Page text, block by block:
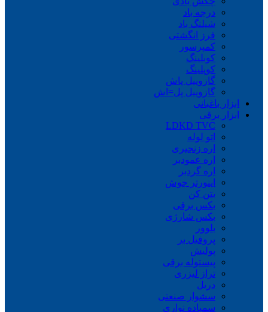
درجه باد
شیلنگ باد
فرز انگشتی
کمپرسور
کوبلینگ
کوپلینگ
گازوییل پاش
گازوییل پل=اش
ابزار باغبانی
ابزار برقی
LDKD TVC
اتو لوله
اره زنجیری
اره عمودبر
اره گردبر
اینورتر جوش
بتن کن
بکس برقی
بکس شارژی
بلوور
پروفیل بر
پولیش
پیستوله برقی
تراز لیزری
دریل
سشوار صنعتی
سمباده نواری